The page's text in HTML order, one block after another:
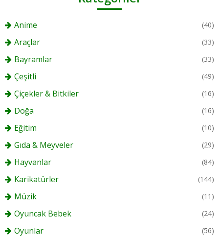
Anime (40)
Araçlar (33)
Bayramlar (33)
Çeşitli (49)
Çiçekler & Bitkiler (16)
Doğa (16)
Eğitim (10)
Gıda & Meyveler (29)
Hayvanlar (84)
Karikatürler (144)
Müzik (11)
Oyuncak Bebek (24)
Oyunlar (56)